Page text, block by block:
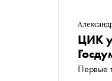
ЦИК
Первые